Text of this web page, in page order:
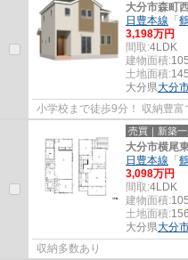
大分市森町
日豊本線 「
3,198万円
間取:4LDK
建物面積:
土地面積:
大分県大分
小学校まで徒歩9分！ 収納豊富
売買｜新築
大分市横尾
日豊本線 「
3,098万円
間取:4LDK
建物面積:
土地面積:
大分県大分
収納多数あり